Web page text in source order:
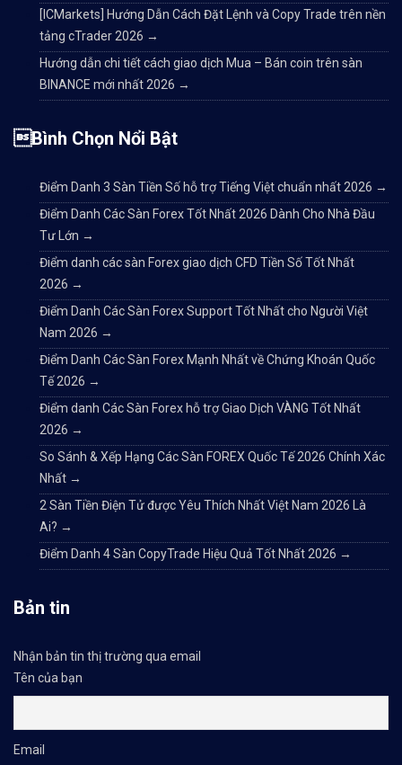
[ICMarkets] Hướng Dẫn Cách Đặt Lệnh và Copy Trade trên nền
tảng cTrader 2026 →
Hướng dẫn chi tiết cách giao dịch Mua – Bán coin trên sàn
BINANCE mới nhất 2026 →
Bình Chọn Nổi Bật
Điểm Danh 3 Sàn Tiền Số hỗ trợ Tiếng Việt chuẩn nhất 2026 →
Điểm Danh Các Sàn Forex Tốt Nhất 2026 Dành Cho Nhà Đầu
Tư Lớn →
Điểm danh các sàn Forex giao dịch CFD Tiền Số Tốt Nhất
2026 →
Điểm Danh Các Sàn Forex Support Tốt Nhất cho Người Việt
Nam 2026 →
Điểm Danh Các Sàn Forex Mạnh Nhất về Chứng Khoán Quốc
Tế 2026 →
Điểm danh Các Sàn Forex hỗ trợ Giao Dịch VÀNG Tốt Nhất
2026 →
So Sánh & Xếp Hạng Các Sàn FOREX Quốc Tế 2026 Chính Xác
Nhất →
2 Sàn Tiền Điện Tử được Yêu Thích Nhất Việt Nam 2026 Là
Ai? →
Điểm Danh 4 Sàn CopyTrade Hiệu Quả Tốt Nhất 2026 →
Bản tin
Nhận bản tin thị trường qua email
Tên của bạn
Email